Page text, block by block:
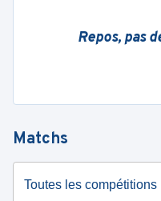
Repos, pas
Matchs
Toutes les compétitions